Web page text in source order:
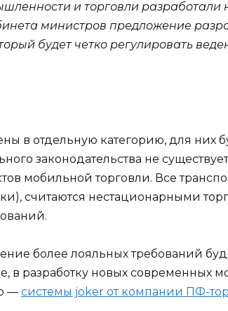
и торговли разработали
министров предложение
будет четко регулировать
в отдельную категорию, для них
законодательства не
мобильной торговли. Все
считаются нестационарными
более лояльных требований
в разработку новых современных
— системы joker от компании ПФ-